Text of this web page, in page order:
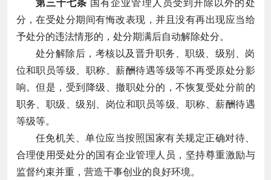
第三十七条 国有企业管理人员受到开除以外的处
分，在受处分期间有悔改表现，并且没有再出现应当给
予处分的违法情形的，处分期满后自动解除处分。
处分解除后，考核以及晋升职务、职级、级别、岗
位和职员等级、职称、薪酬待遇等级等不再受原处分影
响。但是，受到降级、撤职处分的，不恢复受处分前的
职务、职级、级别、岗位和职员等级、职称、薪酬待遇
等级等。
任免机关、单位应当按照国家有关规定正确对待、
合理使用受处分的国有企业管理人员，坚持尊重激励与
监督约束并重，营造干事创业的良好环境。